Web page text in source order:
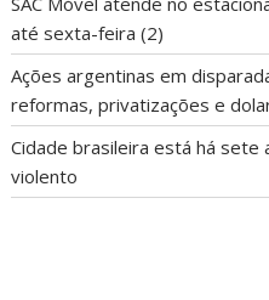
até sexta-feira (2)
Ações argentinas em
reformas, privatizações e
Cidade brasileira está há
violento